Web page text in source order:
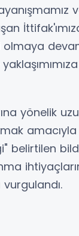
olmaya
yönelik
belirtilen
vurgulandı.